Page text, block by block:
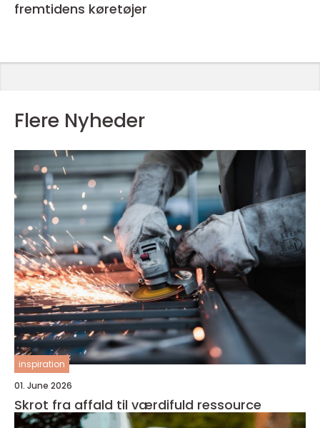
fremtidens køretøjer
Flere Nyheder
inspiration
01. June 2026
Skrot fra affald til værdifuld ressource